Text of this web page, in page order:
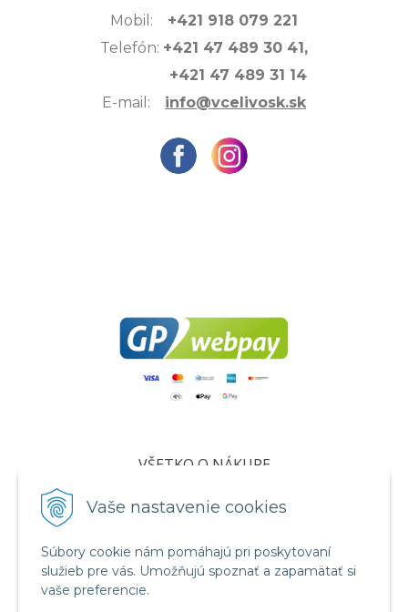
Vaše nastavenie cookies
Súbory cookie nám pomáhajú pri poskytovaní
služieb pre vás. Umožňujú spoznať a zapamätať si
vaše preferencie.
Mobil: +421 918 079 221
Telefón: +421 47 489 30 41,
+421 47 489 31 14
E-mail: info@vcelivosk.sk
VŠETKO O NÁKUPE
Certifikáty
Ochrana osobných údajov
Informácie o cookies